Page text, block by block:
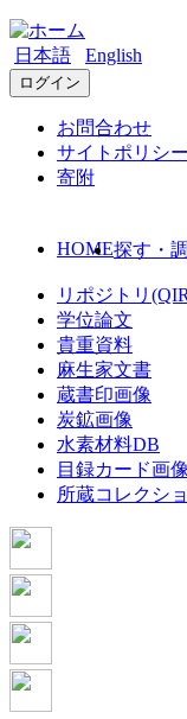
日本語 English
ログイン
お問合わせ
サイトポリシー
寄附
HOME探す・
リポジトリ
学位論文
貴重資料
麻生家文書
蔵書印画像
炭鉱画像
水素材料DB
目録カード画像
所蔵コレクシ